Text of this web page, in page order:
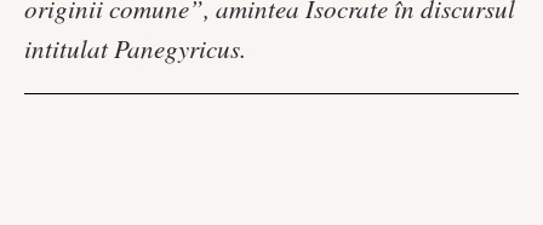
originii comune”, amintea Isocrate în discursul
intitulat Panegyricus.